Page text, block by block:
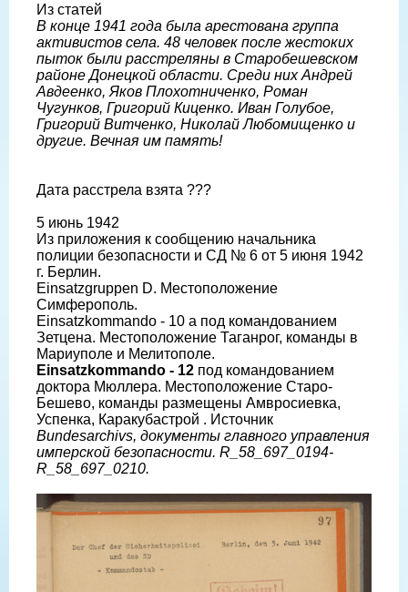
Из статей
В конце 1941 года была арестована группа
активистов села. 48 человек после жестоких
пыток были расстреляны в Старобешевском
районе Донецкой области. Среди них Андрей
Авдеенко, Яков Плохотниченко, Роман
Чугунков, Григорий Киценко. Иван Голубое,
Григорий Витченко, Николай Любомищенко и
другие. Вечная им память!
Дата расстрела взята ???
5 июнь 1942
Из приложения к сообщению начальника
полиции безопасности и СД № 6 от 5 июня 1942
г. Берлин.
Einsatzgruppen D. Местоположение
Симферополь.
Einsatzkommando - 10 а под командованием
Зетцена. Местоположение Таганрог, команды в
Мариуполе и Мелитополе.
Einsatzkommando - 12 под командованием
доктора Мюллера. Местоположение Старо-
Бешево, команды размещены Амвросиевка,
Успенка, Каракубастрой . Источник
Bundesarchivs, документы главного управления
имперской безопасности. R_58_697_0194-
R_58_697_0210.